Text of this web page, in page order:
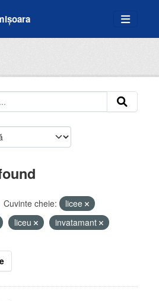
Cuvinte cheie:
licee
liceu
invatamant